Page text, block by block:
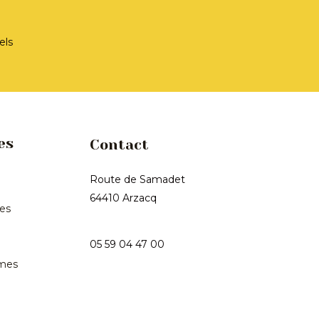
m
Contact
Route de Samadet
64410 Arzacq
05 59 04 47 00